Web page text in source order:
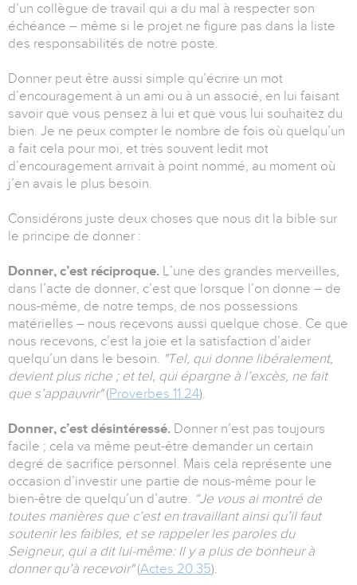
d’un collègue de travail qui a du mal à respecter son
échéance – même si le projet ne figure pas dans la liste
des responsabilités de notre poste.
Donner peut être aussi simple qu’écrire un mot
d’encouragement à un ami ou à un associé, en lui faisant
savoir que vous pensez à lui et que vous lui souhaitez du
bien. Je ne peux compter le nombre de fois où quelqu’un
a fait cela pour moi, et très souvent ledit mot
d’encouragement arrivait à point nommé, au moment où
j’en avais le plus besoin.
Considérons juste deux choses que nous dit la bible sur
le principe de donner :
Donner, c’est réciproque. L’une des grandes merveilles,
dans l’acte de donner, c’est que lorsque l’on donne – de
nous-même, de notre temps, de nos possessions
matérielles – nous recevons aussi quelque chose. Ce que
nous recevons, c’est la joie et la satisfaction d’aider
quelqu’un dans le besoin. "Tel, qui donne libéralement,
devient plus riche ; et tel, qui épargne à l’excès, ne fait
que s’appauvrir"(Proverbes 11.24).
Donner, c’est désintéressé. Donner n’est pas toujours
facile ; cela va même peut-être demander un certain
degré de sacrifice personnel. Mais cela représente une
occasion d’investir une partie de nous-même pour le
bien-être de quelqu’un d’autre. “Je vous ai montré de
toutes manières que c’est en travaillant ainsi qu’il faut
soutenir les faibles, et se rappeler les paroles du
Seigneur, qui a dit lui-même: Il y a plus de bonheur à
donner qu’à recevoir"(Actes 20.35).